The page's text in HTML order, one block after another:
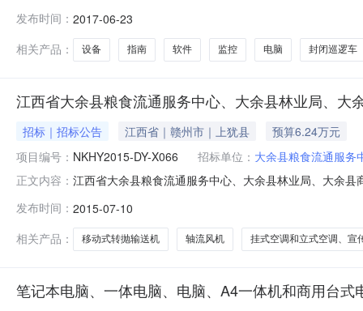
达的余财2017B000202、205-207号计划，赣州市南康
及财务软
发布时间： 2017-06-23
相关产品：
设备 指南 软件 监控 电脑 封闭巡逻车
江西省大余县粮食流通服务中心、大余县林业局、
招标｜招标公告 江西省｜赣州市｜上犹县
预算6.24万元
项目编号： NKHY2015-DY-X066 招标单位： 大余县粮食流通服务
正文内容： 江西省大余县粮食流通服务中心、大余县林业局、大余
降机,轴流风机,输送机所属行业：;调节器;运输搬运设备;
发布时间： 2015-07-10
相关产品：
移动式转抛输送机 轴流风机 挂式空调和立式空调、宣
笔记本电脑、一体电脑、电脑、A4一体机和商用台